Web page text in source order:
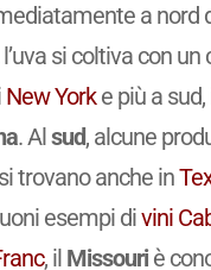
a nord
si coltiva con un
New Yorke più a sud,
. Al sud, alcune
trovano anche in
esempi divini
, il Missouriè